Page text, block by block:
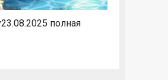
полная